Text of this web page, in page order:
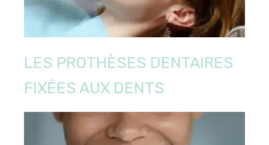
LES PROTHÈSES DENTAIRES
FIXÉES AUX DENTS